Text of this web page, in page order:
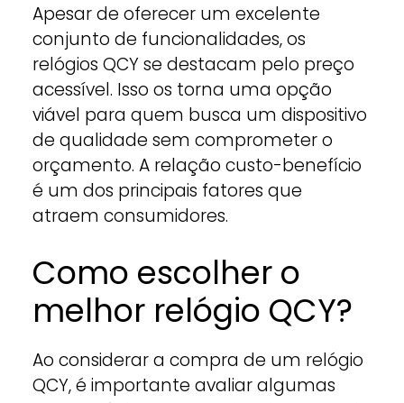
Apesar de oferecer um excelente
conjunto de funcionalidades, os
relógios QCY se destacam pelo preço
acessível. Isso os torna uma opção
viável para quem busca um dispositivo
de qualidade sem comprometer o
orçamento. A relação custo-benefício
é um dos principais fatores que
atraem consumidores.
Como escolher o
melhor relógio QCY?
Ao considerar a compra de um relógio
QCY, é importante avaliar algumas